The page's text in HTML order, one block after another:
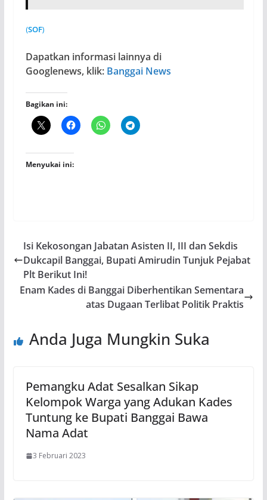
(SOF)
Dapatkan informasi lainnya di
Googlenews, klik: Banggai News
Bagikan ini:
Menyukai ini:
Isi Kekosongan Jabatan Asisten II, III dan Sekdis
Dukcapil Banggai, Bupati Amirudin Tunjuk Pejabat
Plt Berikut Ini!
Enam Kades di Banggai Diberhentikan Sementara
atas Dugaan Terlibat Politik Praktis
Anda Juga Mungkin Suka
Pemangku Adat Sesalkan Sikap
Kelompok Warga yang Adukan Kades
Tuntung ke Bupati Banggai Bawa
Nama Adat
3 Februari 2023